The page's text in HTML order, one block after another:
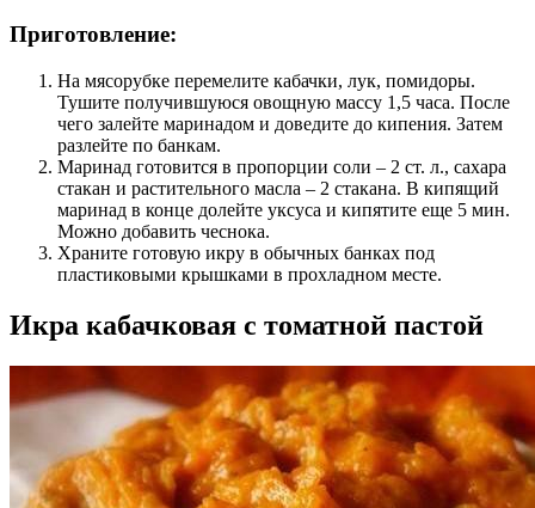
Приготовление:
На мясорубке перемелите кабачки, лук, помидоры.
Тушите получившуюся овощную массу 1,5 часа. После
чего залейте маринадом и доведите до кипения. Затем
разлейте по банкам.
Маринад готовится в пропорции соли – 2 ст. л., сахара
стакан и растительного масла – 2 стакана. В кипящий
маринад в конце долейте уксуса и кипятите еще 5 мин.
Можно добавить чеснока.
Храните готовую икру в обычных банках под
пластиковыми крышками в прохладном месте.
Икра кабачковая с томатной пастой